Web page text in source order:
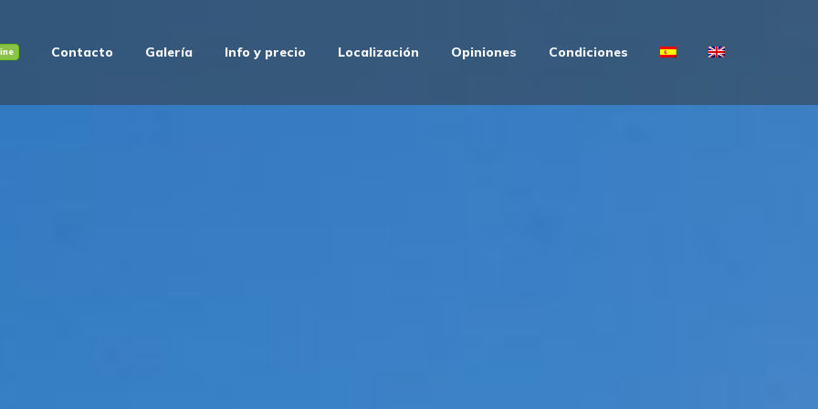
Contacto Galería Info y precio Localización Opiniones Condiciones